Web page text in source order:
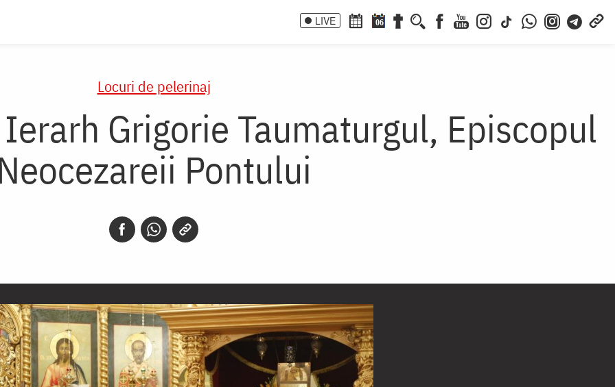
LIVE 06
Locuri de pelerinaj
Grigorie Taumaturgul, Episcopul
Pontului